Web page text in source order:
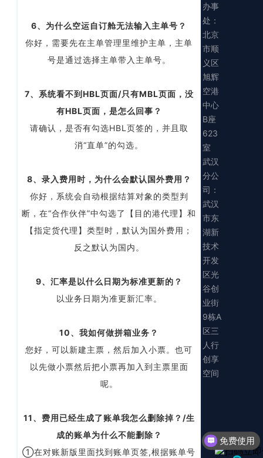
6、为什么空运自订舱无法输入主单号？
你好，需要先在主单管理里维护主单，主单
号是通过选择主单带入主单号。
7、系统看不到HBL页面/只有MBL页面，没
有HBL页面，是怎么回事？
请确认，是否有勾选HBL页签的，并且取
消“直单”的勾选。
8、录入费用时，为什么会默认国外费用？
你好，系统会自动根据结算对象的类型判
断，在“合作伙伴”中勾选了【目的港代理】和
【指定货代理】类型时，默认为国外费用；
反之默认为国内。
9、汇率是以什么日期为标准更新的？
以业务日期为准更新汇率。
10、我如何做拼箱业务？
您好，可以新建主票，然后加入小票。也可
以先做小票然后把小票再加入到主票里面
呢。
11、费用已经生成了账单我怎么删除掉？ /生
成的账单为什么不能删除？
①在对账新版里面找到账单页签,根据账单号
办事
处：
北京
市顺
义区
旭辉
空港
中心
B座
623
室
武汉
分公
司：
武汉
市东
湖新
技术
开发
区光
谷创
业街
9栋A
区三
人行
创享
空间
免费使用
联系人工客服